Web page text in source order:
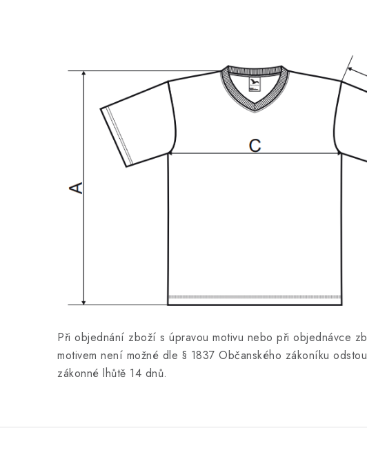
Při objednání zboží s úpravou motivu nebo při objednávce
motivem není možné dle § 1837 Občanského zákoníku
zákonné lhůtě 14 dnů.